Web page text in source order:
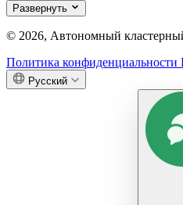
Развернуть
© 2026, Автономный
Политика конфиденциальности
Русский